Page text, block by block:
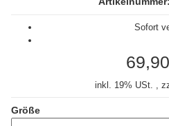
Sofort
inkl. 19% USt. ,
Größe